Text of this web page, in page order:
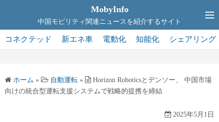
テ
ン
ス
キ
MobyInfo
中国モビリティ関連ニュースを紹介するサイト
コネクテッド 新エネ車 電動化 知能化 シェアリング
ホーム » 自動運転 »
Horizon Roboticsとデンソー、 中国市場
向けの統合型運転支援システムで戦略的提携を締結
2025年5月1日